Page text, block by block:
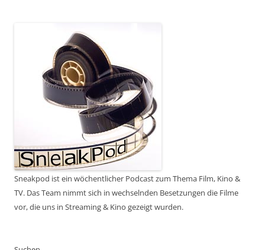
Sneakpod ist ein wöchentlicher Podcast zum Thema Film, Kino &
TV. Das Team nimmt sich in wechselnden Besetzungen die Filme
vor, die uns in Streaming & Kino gezeigt wurden.